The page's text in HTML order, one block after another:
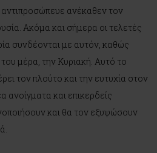
ανέκαθεν τον
Ακόμα και σήμερα οι τελετές
συνδέονται με αυτόν, καθώς
μέρα, την Κυριακή. Αυτό το
τον πλούτο και την ευτυχία στον
και επικερδείς
και θα τον εξυψώσουν